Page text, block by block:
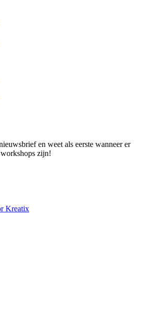
en weet als eerste wanneer er
zijn!
Kreatix